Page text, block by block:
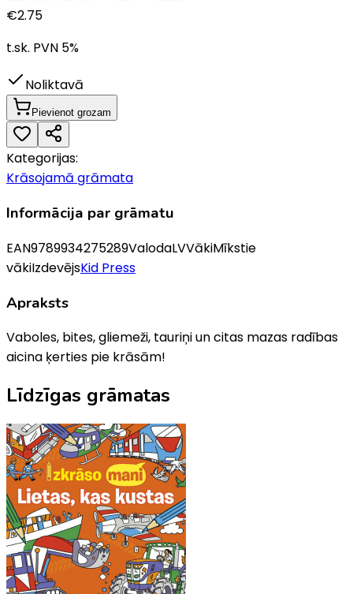
€2.75
t.sk. PVN 5%
Noliktavā
Pievienot grozam
Kategorijas:
Krāsojamā grāmata
Informācija par grāmatu
EAN9789934275289ValodaLVVākiMīkstie
vākiIzdevējsKid Press
Apraksts
Vaboles, bites, gliemeži, tauriņi un citas mazas radības
aicina ķerties pie krāsām!
Līdzīgas grāmatas